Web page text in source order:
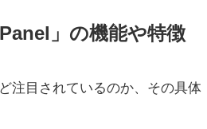
」の機能や特徴
注目されているのか、その具体